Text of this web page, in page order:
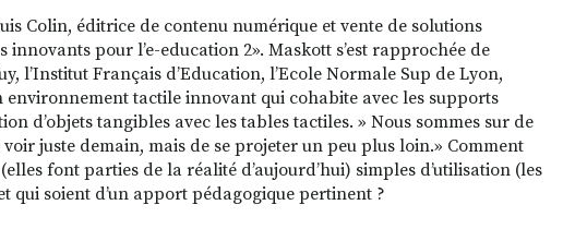
Colin, éditrice de contenu numérique et vente de solutions
pour l’e-education 2». Maskott s’est rapprochée de
l’Institut Français d’Education, l’Ecole Normale Sup de Lyon,
tactile innovant qui cohabite avec les supports
d’objets tangibles avec les tables tactiles. » Nous sommes sur de
juste demain, mais de se projeter un peu plus loin.» Comment
font parties de la réalité d’aujourd’hui) simples d’utilisation (les
qui soient d’un apport pédagogique pertinent ?